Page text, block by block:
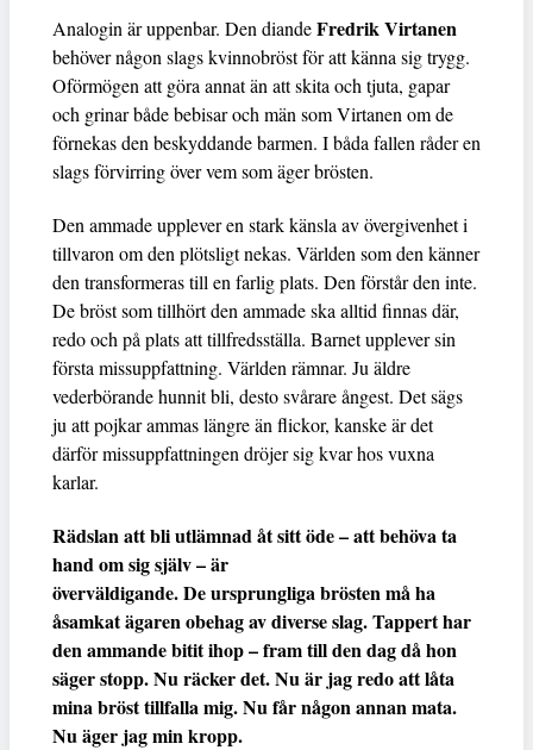
Analogin är uppenbar. Den diandeFredrik Virtanen
behöver någon slags kvinnobröst för att känna sig trygg.
Oförmögen att göra annat än att skita och tjuta, gapar
och grinar både bebisar och män som Virtanen om de
förnekas den beskyddande barmen. I båda fallen råder en
slags förvirring över vem som äger brösten.
Den ammade upplever en stark känsla av övergivenhet i
tillvaron om den plötsligt nekas. Världen som den känner
den transformeras till en farlig plats. Den förstår den inte.
De bröst som tillhört den ammade ska alltid finnas där,
redo och på plats att tillfredsställa. Barnet upplever sin
första missuppfattning. Världen rämnar. Ju äldre
vederbörande hunnit bli, desto svårare ångest. Det sägs
ju att pojkar ammas längre än flickor, kanske är det
därför missuppfattningen dröjer sig kvar hos vuxna
karlar.
Rädslan att bli utlämnad åt sitt öde – att behöva ta
hand om sig själv – är
överväldigande. De ursprungliga brösten må ha
åsamkat ägaren obehag av diverse slag. Tappert har
den ammande bitit ihop – fram till den dag då hon
säger stopp. Nu räcker det. Nu är jag redo att låta
mina bröst tillfalla mig. Nu får någon annan mata.
Nu äger jag min kropp.